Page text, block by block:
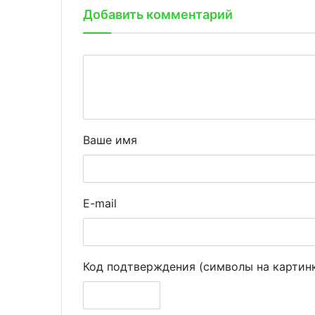
Добавить комментарий
Ваше имя
E-mail
Код подтверждения (символы на